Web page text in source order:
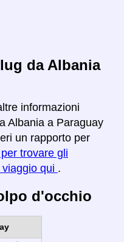
da Albania
informazioni
Albania a Paraguay
un rapporto per
trovare gli
qui .
d'occhio